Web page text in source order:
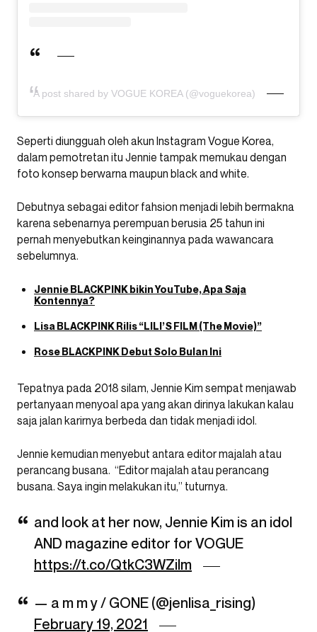
A post shared by VOGUE KOREA (@voguekorea)
Seperti diungguah oleh akun Instagram Vogue Korea,
dalam pemotretan itu Jennie tampak memukau dengan
foto konsep berwarna maupun black and white.
Debutnya sebagai editor fahsion menjadi lebih bermakna
karena sebenarnya perempuan berusia 25 tahun ini
pernah menyebutkan keinginannya pada wawancara
sebelumnya.
Jennie BLACKPINK bikin YouTube, Apa Saja
Kontennya?
Lisa BLACKPINK Rilis “LILI’S FILM (The Movie)”
Rose BLACKPINK Debut Solo Bulan Ini
Tepatnya pada 2018 silam, Jennie Kim sempat menjawab
pertanyaan menyoal apa yang akan dirinya lakukan kalau
saja jalan karirnya berbeda dan tidak menjadi idol.
Jennie kemudian menyebut antara editor majalah atau
perancang busana. “Editor majalah atau perancang
busana. Saya ingin melakukan itu,” tuturnya.
and look at her now, Jennie Kim is an idol
AND magazine editor for VOGUE
https://t.co/QtkC3WZilm
— a m m y / GONE (@jenlisa_rising)
February 19, 2021